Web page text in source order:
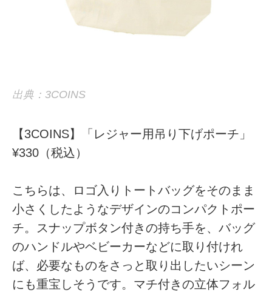
出典：3COINS
【3COINS】「レジャー用吊り下げポーチ」
¥330（税込）
こちらは、ロゴ入りトートバッグをそのまま
小さくしたようなデザインのコンパクトポー
チ。スナップボタン付きの持ち手を、バッグ
のハンドルやベビーカーなどに取り付けれ
ば、必要なものをさっと取り出したいシーン
にも重宝しそうです。マチ付きの立体フォル